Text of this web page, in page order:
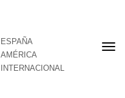
ESPAÑA
AMÉRICA
INTERNACIONAL